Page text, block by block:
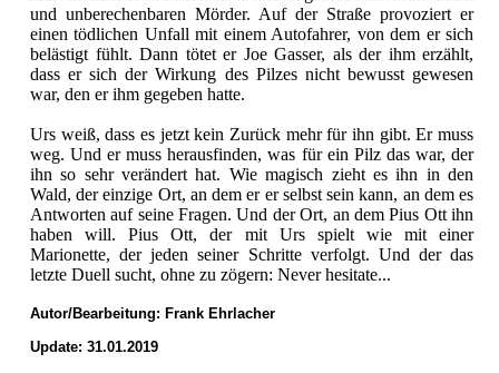
und unberechenbaren Mörder. Auf der Straße provoziert er
einen tödlichen Unfall mit einem Autofahrer, von dem er sich
belästigt fühlt. Dann tötet er Joe Gasser, als der ihm erzählt,
dass er sich der Wirkung des Pilzes nicht bewusst gewesen
war, den er ihm gegeben hatte.
Urs weiß, dass es jetzt kein Zurück mehr für ihn gibt. Er muss
weg. Und er muss herausfinden, was für ein Pilz das war, der
ihn so sehr verändert hat. Wie magisch zieht es ihn in den
Wald, der einzige Ort, an dem er er selbst sein kann, an dem es
Antworten auf seine Fragen. Und der Ort, an dem Pius Ott ihn
haben will. Pius Ott, der mit Urs spielt wie mit einer
Marionette, der jeden seiner Schritte verfolgt. Und der das
letzte Duell sucht, ohne zu zögern: Never hesitate...
Autor/Bearbeitung: Frank Ehrlacher
Update: 31.01.2019